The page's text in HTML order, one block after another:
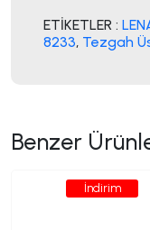
ETİKETLER :
8233, Tezgah
Benzer
İndirim